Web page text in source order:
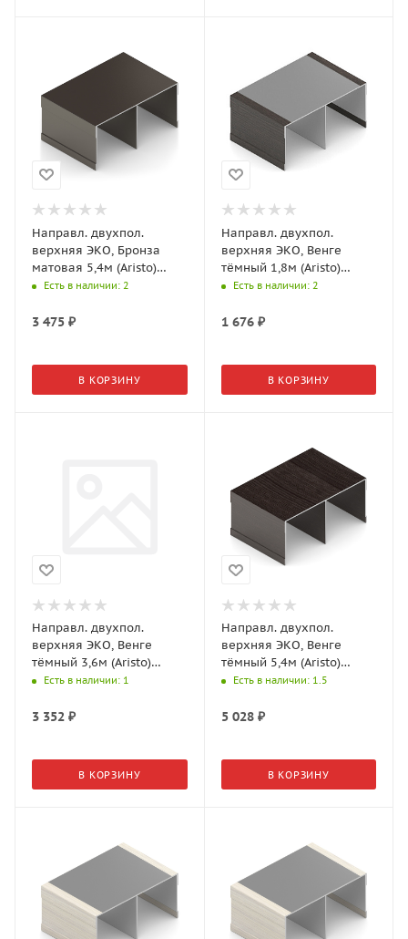
Направл. двухпол.
верхняя ЭКО, Бронза
матовая 5,4м (Aristo)
AE0492.VP540.BZMAN.CJ
Есть в наличии: 2
3 475 ₽
В КОРЗИНУ
Направл. двухпол.
верхняя ЭКО, Венге
тёмный 1,8м (Aristo)
AE0492.BP540.WDRPV.RA
Есть в наличии: 2
1 676₽
В КОРЗИНУ
Направл. двухпол.
верхняя ЭКО, Венге
тёмный 3,6м (Aristo)
AE0492.BP540.WDRPV.RA
Есть в наличии: 1
3 352 ₽
В КОРЗИНУ
Направл. двухпол.
верхняя ЭКО, Венге
тёмный 5,4м (Aristo)
AE0492.АP540.WDRPV.RA
Есть в наличии: 1.5
5 028₽
В КОРЗИНУ